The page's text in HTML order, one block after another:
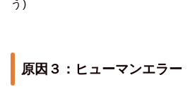
う)
原因３：ヒューマンエラー